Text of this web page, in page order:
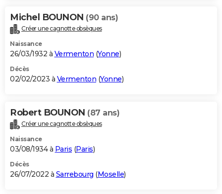
Michel BOUNON (90 ans)
Créer une cagnotte obsèques
Naissance
26/03/1932 à Vermenton (Yonne)
Décès
02/02/2023 à Vermenton (Yonne)
Robert BOUNON (87 ans)
Créer une cagnotte obsèques
Naissance
03/08/1934 à Paris (Paris)
Décès
26/07/2022 à Sarrebourg (Moselle)